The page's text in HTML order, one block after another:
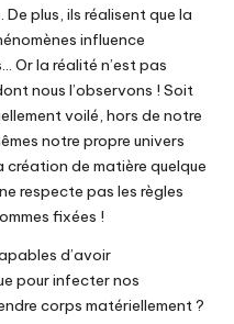
plus, ils réalisent que la
influence
Or la réalité n’est pas
nous l’observons ! Soit
voilé, hors de notre
notre propre univers
création de matière quelque
respecte pas les règles
fixées !
d’avoir
pour infecter nos
corps matériellement ?